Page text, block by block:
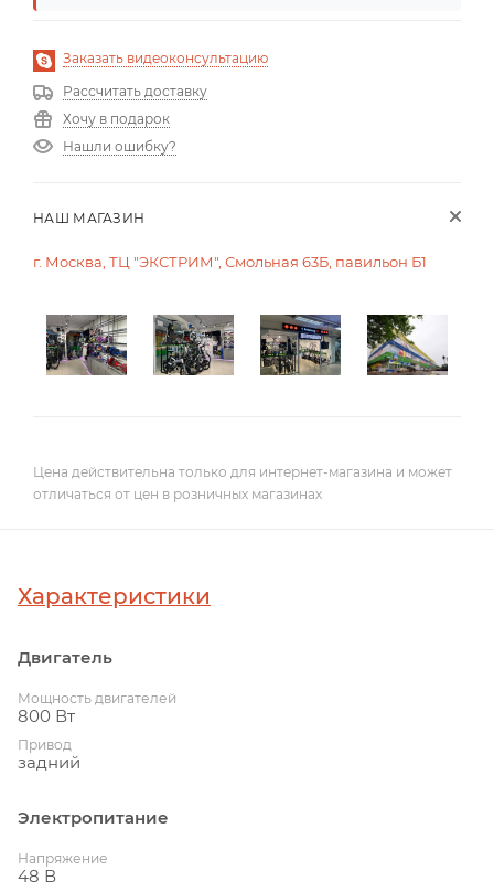
Заказать видеоконсультацию
Рассчитать доставку
Хочу в подарок
Нашли ошибку?
НАШ МАГАЗИН
г. Москва, ТЦ "ЭКСТРИМ", Смольная 63Б, павильон Б1
Цена действительна только для интернет-магазина и может
отличаться от цен в розничных магазинах
Характеристики
Двигатель
Мощность двигателей
800 Вт
Привод
задний
Электропитание
Напряжение
48 В